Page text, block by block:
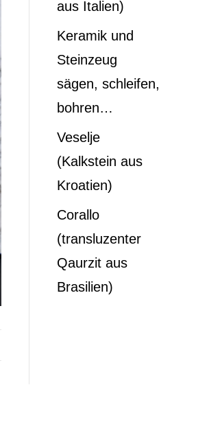
aus Italien)
Keramik und
Steinzeug
sägen, schleifen,
bohren…
Veselje
(Kalkstein aus
Kroatien)
Corallo
(transluzenter
Qaurzit aus
Brasilien)